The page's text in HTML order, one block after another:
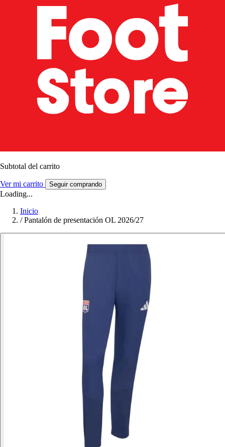
Subtotal del carrito
Ver mi carrito Seguir comprando
Loading...
Inicio
/ Pantalón de presentación OL 2026/27